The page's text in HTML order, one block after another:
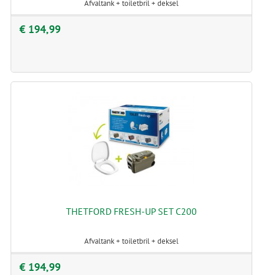
Afvaltank + toiletbril + deksel
€ 194,99
THETFORD FRESH-UP SET C200
Afvaltank + toiletbril + deksel
€ 194,99